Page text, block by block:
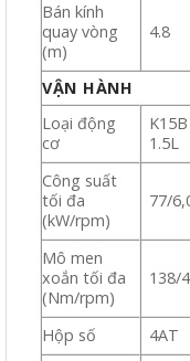
Bán kính
quay vòng
(m)
4.8
VẬN HÀNH
Loại động
cơ
K15B
1.5L
Công suất
tối đa
(kW/rpm)
77/
Mô men
xoắn tối đa
(Nm/rpm)
138/
Hộp số 4AT